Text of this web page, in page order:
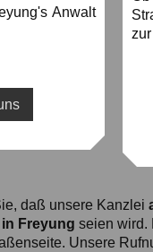
Anwalt
daß unsere Kanzlei
Freyung seien wird.
Unsere